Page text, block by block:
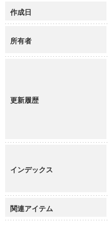
作成日
所有者
更新履歴
インデックス
関連アイテム